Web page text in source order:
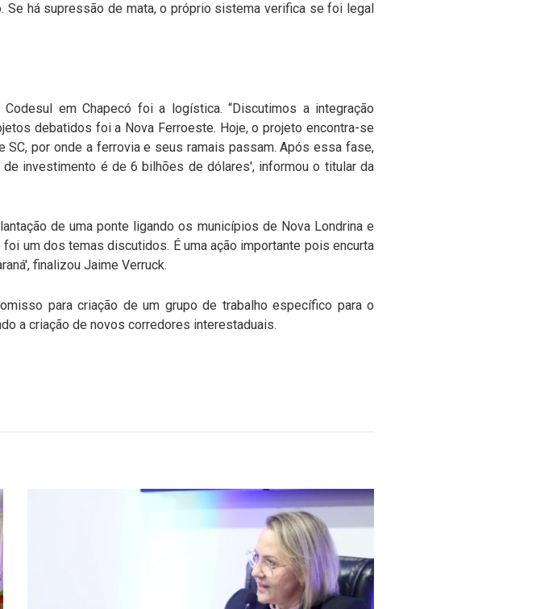
há supressão de mata, o próprio sistema verifica se foi legal
em Chapecó foi a logística. “Discutimos a integração
debatidos foi a Nova Ferroeste. Hoje, o projeto encontra-se
por onde a ferrovia e seus ramais passam. Após essa fase,
investimento é de 6 bilhões de dólares', informou o titular da
de uma ponte ligando os municípios de Nova Londrina e
um dos temas discutidos. É uma ação importante pois encurta
finalizou Jaime Verruck.
para criação de um grupo de trabalho específico para o
a criação de novos corredores interestaduais.